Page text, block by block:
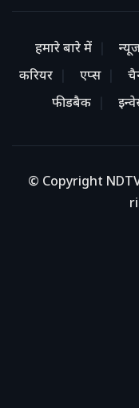
हमारे बारे में
करियर
एप्स
फीडबैक
© Copyright